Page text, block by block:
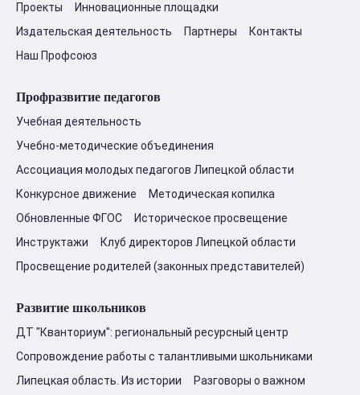
Проекты
Инновационные площадки
Издательская деятельность
Партнеры
Контакты
Наш Профсоюз
Профразвитие педагогов
Учебная деятельность
Учебно-методические объединения
Ассоциация молодых педагогов Липецкой области
Конкурсное движение
Методическая копилка
Обновленные ФГОС
Историческое просвещение
Инструктажи
Клуб директоров Липецкой области
Просвещение родителей (законных представителей)
Развитие школьников
ДТ "Кванториум": региональный ресурсный центр
Сопровождение работы с талантливыми школьниками
Липецкая область. Из истории
Разговоры о важном